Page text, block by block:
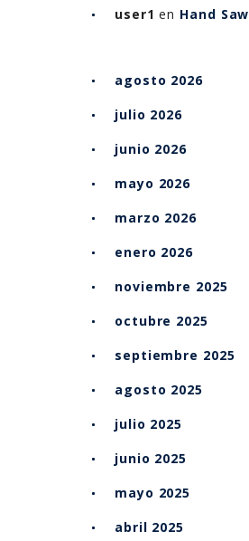
user1 en Hand Saw
agosto 2026
julio 2026
junio 2026
mayo 2026
marzo 2026
enero 2026
noviembre 2025
octubre 2025
septiembre 2025
agosto 2025
julio 2025
junio 2025
mayo 2025
abril 2025